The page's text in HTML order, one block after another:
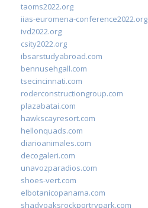
taoms2022.org
iias-euromena-conference2022.org
ivd2022.org
csity2022.org
ibsarstudyabroad.com
bennusehgall.com
tsecincinnati.com
roderconstructiongroup.com
plazabatai.com
hawkscayresort.com
hellonquads.com
diarioanimales.com
decogaleri.com
unavozparadios.com
shoes-vert.com
elbotanicopanama.com
shadyoaksrockportrvpark.com